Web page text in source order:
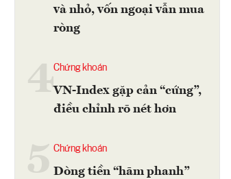
và nhỏ, vốn ngoại vẫn mua
ròng
4Chứng khoán
VN-Index gặp cản “cứng”,
điều chỉnh rõ nét hơn
Chứng khoán
Dòng tiền “hãm phanh”